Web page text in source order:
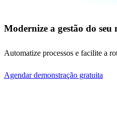
Modernize a gestão do seu
Automatize processos e facilite a
Agendar demonstração gratuita